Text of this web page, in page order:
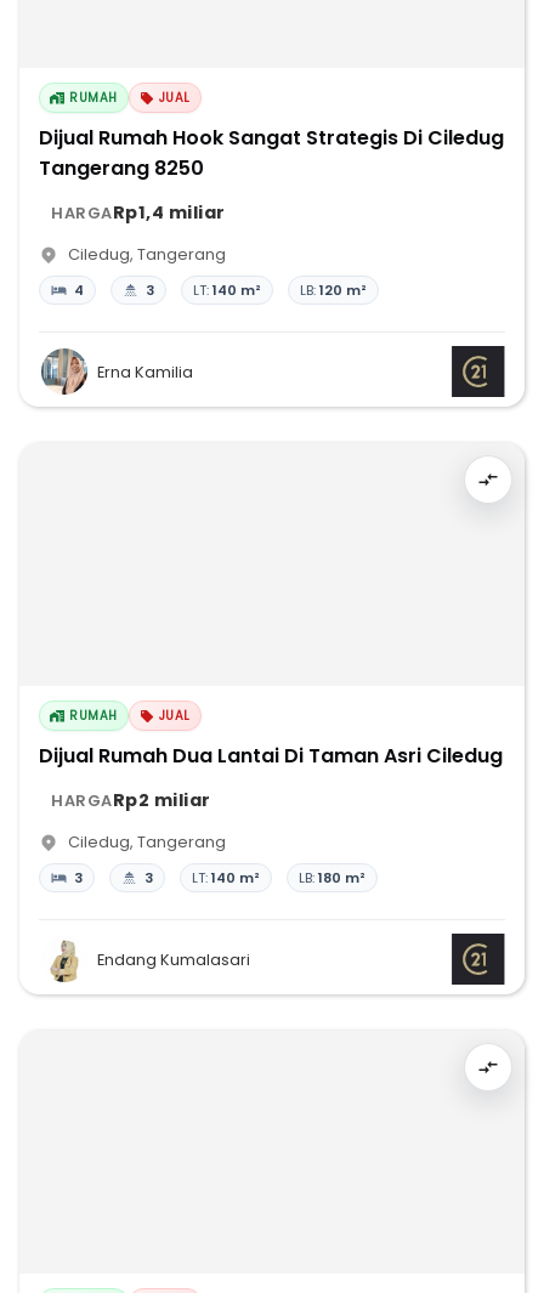
RUMAH JUAL
Dijual Rumah Hook Sangat Strategis Di Ciledug
Tangerang 8250
HARGARp1,4 miliar
Ciledug, Tangerang
4 3 LT:140 m² LB:120 m²
Erna Kamilia
RUMAH JUAL
Dijual Rumah Dua Lantai Di Taman Asri Ciledug
HARGARp2 miliar
Ciledug, Tangerang
3 3 LT:140 m² LB:180 m²
Endang Kumalasari